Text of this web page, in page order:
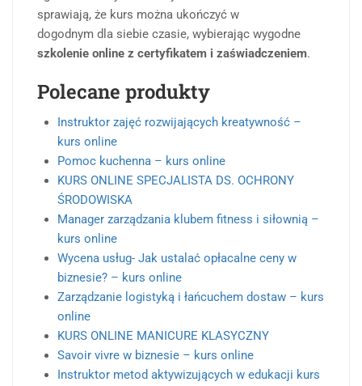
sprawiają, że kurs można ukończyć w
dogodnym dla siebie czasie, wybierając wygodne
szkolenie online z certyfikatem i zaświadczeniem.
Polecane produkty
Instruktor zajęć rozwijających kreatywność –
kurs online
Pomoc kuchenna – kurs online
KURS ONLINE SPECJALISTA DS. OCHRONY
ŚRODOWISKA
Manager zarządzania klubem fitness i siłownią –
kurs online
Wycena usług- Jak ustalać opłacalne ceny w
biznesie? – kurs online
Zarządzanie logistyką i łańcuchem dostaw – kurs
online
KURS ONLINE MANICURE KLASYCZNY
Savoir vivre w biznesie – kurs online
Instruktor metod aktywizujących w edukacji kurs